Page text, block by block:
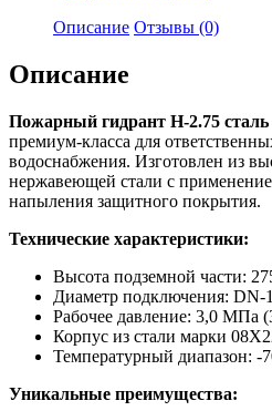
Описание Отзывы (0)
Описание
Пожарный гидрант Н-2.75 сталь
премиум-класса для
водоснабжения. Изготовлен из
нержавеющей стали с
напыления защитного покрытия.
Технические характеристики:
Высота подземной части:
Диаметр подключения: DN-
Рабочее давление: 3,0 МПа
Корпус из стали марки
Температурный диапазон:
Уникальные преимущества: